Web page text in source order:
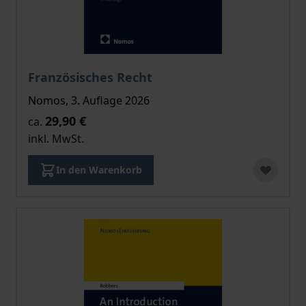
Französisches Recht
Der Preis dieses Titels richtet sich nach der
Nomos, 3. Auflage 2026
ca. 29,90 €
inkl. MwSt.
In den Warenkorb